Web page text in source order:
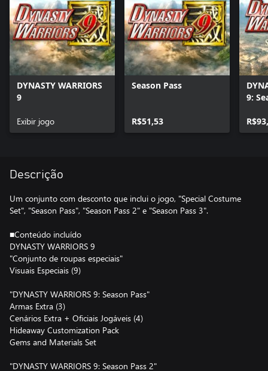
DYNASTY WARRIORS
9
Exibir jogo
Season Pass
R$51,53
9:
Descrição
Um conjunto com desconto que inclui o jogo, "Special Costume
Set", "Season Pass", "Season Pass 2" e "Season Pass 3".
■Conteúdo incluído
DYNASTY WARRIORS 9
"Conjunto de roupas especiais"
Visuais Especiais (9)
"DYNASTY WARRIORS 9: Season Pass"
Armas Extra (3)
Cenários Extra + Oficiais Jogáveis (4)
Hideaway Customization Pack
Gems and Materials Set
"DYNASTY WARRIORS 9: Season Pass 2"